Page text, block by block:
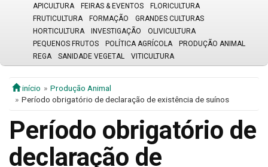
APICULTURA
FEIRAS & EVENTOS
FLORICULTURA
FRUTICULTURA
FORMAÇÃO
GRANDES CULTURAS
HORTICULTURA
INVESTIGAÇÃO
OLIVICULTURA
PEQUENOS FRUTOS
POLÍTICA AGRÍCOLA
PRODUÇÃO ANIMAL
REGA
SANIDADE VEGETAL VITICULTURA
início
Produção Animal
Período obrigatório de declaração de existência de suínos
Período obrigatório de
declaração de